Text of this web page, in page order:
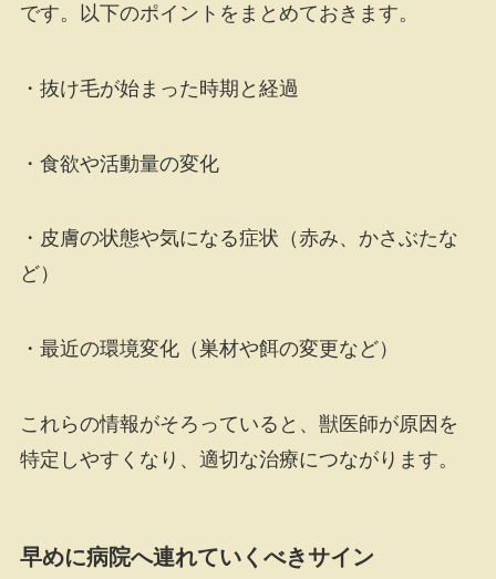
です。以下のポイントをまとめておきます。
・抜け毛が始まった時期と経過
・食欲や活動量の変化
・皮膚の状態や気になる症状（赤み、かさぶたな
ど）
・最近の環境変化（巣材や餌の変更など）
これらの情報がそろっていると、獣医師が原因を
特定しやすくなり、適切な治療につながります。
早めに病院へ連れていくべきサイン